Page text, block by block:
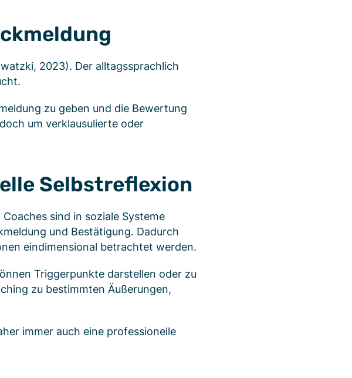
2023). Der alltagssprachlich
zu geben und die Bewertung
um verklausulierte oder
Selbstreflexion
sind in soziale Systeme
und Bestätigung. Dadurch
eindimensional betrachtet werden.
Triggerpunkte darstellen oder zu
zu bestimmten Äußerungen,
immer auch eine professionelle